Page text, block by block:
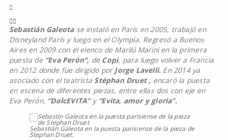
Sebastián Galeotase instaló en París en 2005, trabajó en
Disneyland París y luego en el Olympia. Regresó a Buenos
Aires en 2009 con el elenco de Marilú Marini en la primera
puesta de “Eva Perón”, de Copi, para luego volver a Francia
en 2012 donde fue dirigido por Jorge Lavelli. En 2014 ya
asociado con el teatrista Stéphan Druet , encaró la puesta
en escena de diferentes piezas, entre ellas dos con eje en
Eva Perón, “DolcEVITA”y “Evita, amor y gloria”.
Sebastián Galeota en la puesta parisiense de la pieza de
Stephan Druet.